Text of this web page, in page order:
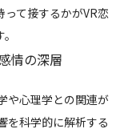
て接するかがVR恋
情の深層
や心理学との関連が
を科学的に解析する